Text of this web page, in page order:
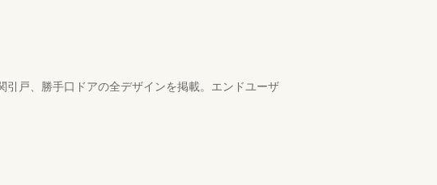
引戸、勝手口ドアの全デザインを掲載。エンドユーザ